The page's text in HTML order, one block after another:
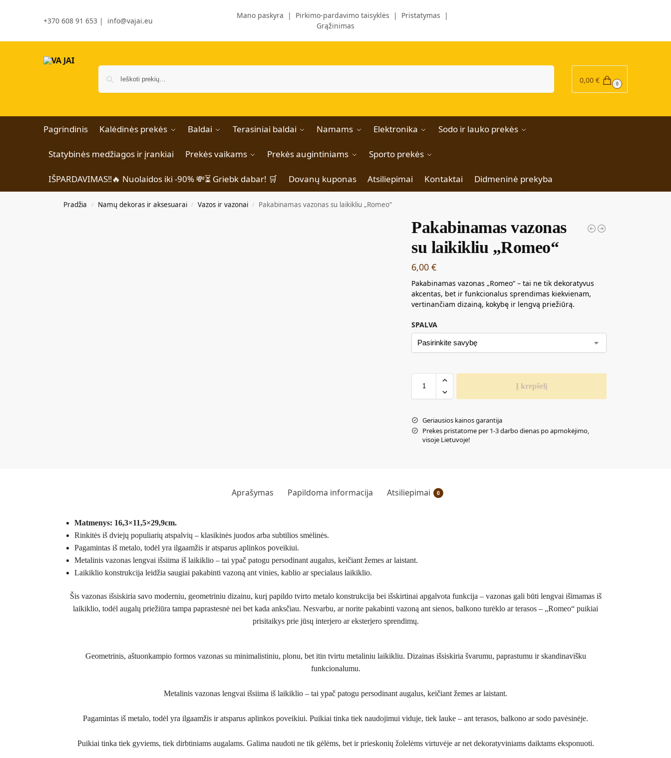
+370 608 91 653 | info@vajai.eu
Mano paskyra | Pirkimo-pardavimo taisyklės | Pristatymas |
Grąžinimas
0,00 € 0
Pagrindinis Kalėdinės prekės Baldai Terasiniai baldai Namams Elektronika Sodo ir lauko prekės
Statybinės medžiagos ir įrankiai Prekės vaikams Prekės augintiniams Sporto prekės
IŠPARDAVIMAS‼️🔥 Nuolaidos iki -90% 💸⏳ Griebk dabar! 🛒 Dovanų kuponas Atsiliepimai Kontaktai Didmeninė prekyba
Pradžia / Namų dekoras ir aksesuarai / Vazos ir vazonai / Pakabinamas vazonas su laikikliu „Romeo“
Pakabinamas vazonas
su laikikliu „Romeo“
6,00€
Pakabinamas vazonas „Romeo“ – tai ne tik dekoratyvus
akcentas, bet ir funkcionalus sprendimas kiekvienam,
vertinančiam dizainą, kokybę ir lengvą priežiūrą.
SPALVA
Į krepšelį
Geriausios kainos garantija
Prekes pristatome per 1-3 darbo dienas po apmokėjimo,
visoje Lietuvoje!
Aprašymas Papildoma informacija Atsiliepimai 0
Matmenys: 16,3×11,5×29,9cm.
Rinkitės iš dviejų populiarių atspalvių – klasikinės juodos arba subtilios smėlinės.
Pagamintas iš metalo, todėl yra ilgaamžis ir atsparus aplinkos poveikiui.
Metalinis vazonas lengvai išsiima iš laikiklio – tai ypač patogu persodinant augalus, keičiant žemes ar laistant.
Laikiklio konstrukcija leidžia saugiai pakabinti vazoną ant vinies, kablio ar specialaus laikiklio.
Šis vazonas išsiskiria savo moderniu, geometriniu dizainu, kurį papildo tvirto metalo konstrukcija bei išskirtinai apgalvota funkcija – vazonas gali būti lengvai išimamas iš
laikiklio, todėl augalų priežiūra tampa paprastesnė nei bet kada anksčiau. Nesvarbu, ar norite pakabinti vazoną ant sienos, balkono turėklo ar terasos – „Romeo“ puikiai
prisitaikys prie jūsų interjero ar eksterjero sprendimų.
Geometrinis, aštuonkampio formos vazonas su minimalistiniu, plonu, bet itin tvirtu metaliniu laikikliu. Dizainas išsiskiria švarumu, paprastumu ir skandinavišku
funkcionalumu.
Metalinis vazonas lengvai išsiima iš laikiklio – tai ypač patogu persodinant augalus, keičiant žemes ar laistant.
Pagamintas iš metalo, todėl yra ilgaamžis ir atsparus aplinkos poveikiui. Puikiai tinka tiek naudojimui viduje, tiek lauke – ant terasos, balkono ar sodo pavėsinėje.
Puikiai tinka tiek gyviems, tiek dirbtiniams augalams. Galima naudoti ne tik gėlėms, bet ir prieskonių žolelėms virtuvėje ar net dekoratyviniams daiktams eksponuoti.